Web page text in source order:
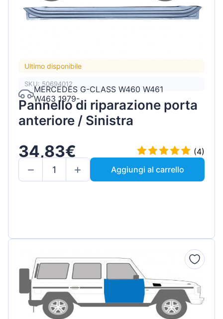
Ultimo disponibile
SKU: 50694012
MERCEDES G-CLASS W460 W461
W463 1979-
Pannello di riparazione porta
anteriore / Sinistra
34,83€
(4)
Aggiungi al carrello